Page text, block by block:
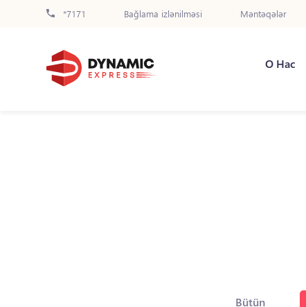
*7171 Bağlama izlənilməsi Məntəqələr
О Нас
Bütün